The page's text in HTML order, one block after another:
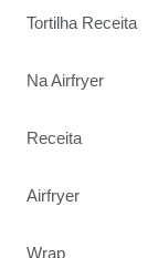
Tortilha Receita
Na Airfryer
Receita
Airfryer
Wrap